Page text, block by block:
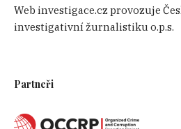
Web investigace.cz provozuje
investigativní žurnalistiku o.p.s.
Partneři